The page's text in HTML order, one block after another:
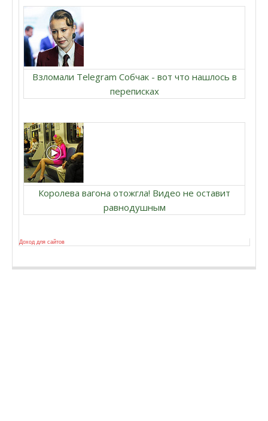
Взломали Telegram Собчак - вот что нашлось в
переписках
Королева вагона отожгла! Видео не оставит
равнодушным
Доход для сайтов